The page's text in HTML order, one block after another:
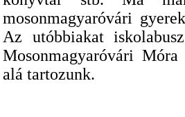
mosonmagyaróvári
Az utóbbiakat
Mosonmagyaróvári
alá tartozunk.